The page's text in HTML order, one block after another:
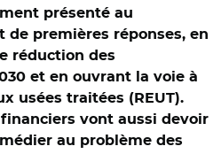
présenté au
de premières réponses, en
réduction des
et en ouvrant la voie à
usées traitées (REUT).
vont aussi devoir
au problème des